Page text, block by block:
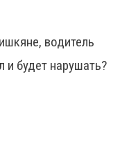
водитель
и будет нарушать?